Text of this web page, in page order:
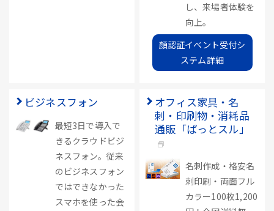
し、来場者体験を
向上。
顔認証イベント受付シ
ステム詳細
ビジネスフォン
最短3日で導入で
きるクラウドビジ
ネスフォン。従来
のビジネスフォン
ではできなかった
スマホを使った会
オフィス家具・名
刺・印刷物・消耗品
通販「ぱっとスル」
名刺作成・格安名
刺印刷・両面フル
カラー100枚1,200